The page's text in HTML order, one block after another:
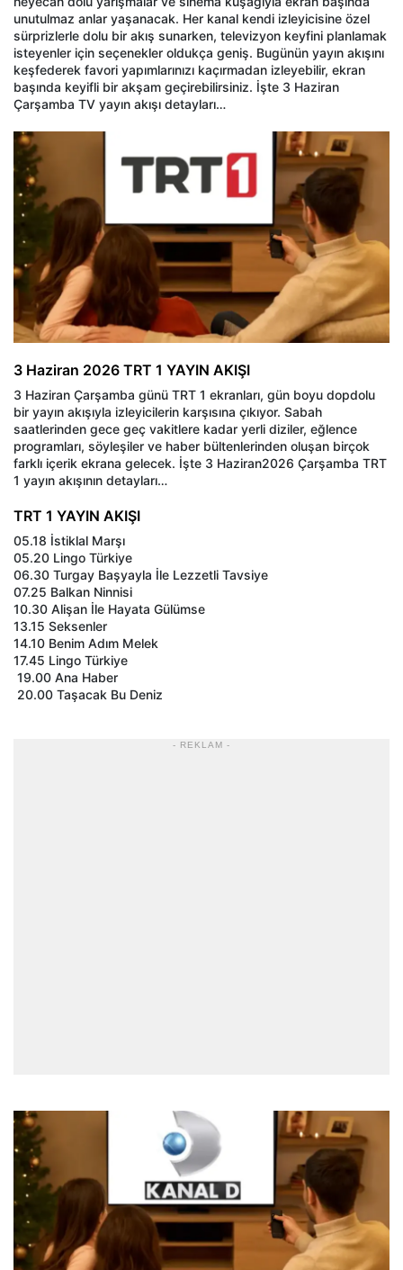
unutulmaz anlar yaşanacak. Her kanal kendi izleyicisine özel
sürprizlerle dolu bir akış sunarken, televizyon keyfini planlamak
isteyenler için seçenekler oldukça geniş. Bugünün yayın akışını
keşfederek favori yapımlarınızı kaçırmadan izleyebilir, ekran
başında keyifli bir akşam geçirebilirsiniz. İşte 3 Haziran
Çarşamba TV yayın akışı detayları…
3 Haziran 2026 TRT 1 YAYIN AKIŞI
3 Haziran Çarşamba günü TRT 1 ekranları, gün boyu dopdolu
bir yayın akışıyla izleyicilerin karşısına çıkıyor. Sabah
saatlerinden gece geç vakitlere kadar yerli diziler, eğlence
programları, söyleşiler ve haber bültenlerinden oluşan birçok
farklı içerik ekrana gelecek. İşte 3 Haziran2026 Çarşamba TRT
1 yayın akışının detayları…
TRT 1 YAYIN AKIŞI
05.18 İstiklal Marşı
05.20 Lingo Türkiye
06.30 Turgay Başyayla İle Lezzetli Tavsiye
07.25 Balkan Ninnisi
10.30 Alişan İle Hayata Gülümse
13.15 Seksenler
14.10 Benim Adım Melek
17.45 Lingo Türkiye
19.00 Ana Haber
20.00 Taşacak Bu Deniz
- REKLAM -